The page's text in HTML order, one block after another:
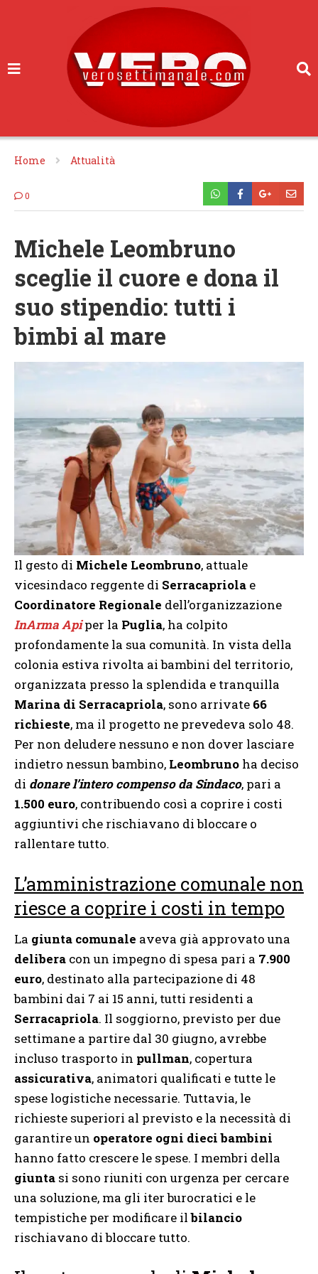
Home Attualità
0
Michele Leombruno
sceglie il cuore e dona il
suo stipendio: tutti i
bimbi al mare
Il gesto di Michele Leombruno, attuale
vicesindaco reggente di Serracapriola e
Coordinatore Regionale dell’organizzazione
InArma Apiper la Puglia, ha colpito
profondamente la sua comunità. In vista della
colonia estiva rivolta ai bambini del territorio,
organizzata presso la splendida e tranquilla
Marina di Serracapriola, sono arrivate 66
richieste, ma il progetto ne prevedeva solo 48.
Per non deludere nessuno e non dover lasciare
indietro nessun bambino, Leombruno ha deciso
di donare l’intero compenso da Sindaco, pari a
1.500 euro, contribuendo così a coprire i costi
aggiuntivi che rischiavano di bloccare o
rallentare tutto.
L’amministrazione comunale non
riesce a coprire i costi in tempo
La giunta comunale aveva già approvato una
delibera con un impegno di spesa pari a 7.900
euro, destinato alla partecipazione di 48
bambini dai 7 ai 15 anni, tutti residenti a
Serracapriola. Il soggiorno, previsto per due
settimane a partire dal 30 giugno, avrebbe
incluso trasporto in pullman, copertura
assicurativa, animatori qualificati e tutte le
spese logistiche necessarie. Tuttavia, le
richieste superiori al previsto e la necessità di
garantire un operatore ogni dieci bambini
hanno fatto crescere le spese. I membri della
giunta si sono riuniti con urgenza per cercare
una soluzione, ma gli iter burocratici e le
tempistiche per modificare ilbilancio
rischiavano di bloccare tutto.